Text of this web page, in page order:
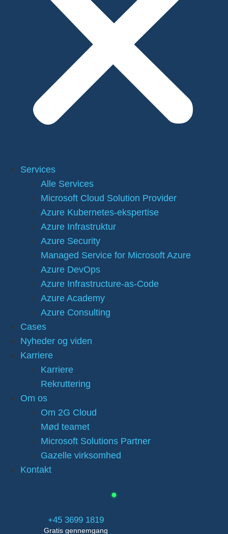
Services
Alle Services
Microsoft Cloud Solution Provider
Azure Kubernetes-ekspertise
Azure Infrastruktur
Azure Security
Managed Service for Microsoft Azure
Azure DevOps
Azure Infrastructure-as-Code
Azure Academy
Azure Consulting
Cases
Nyheder og viden
Karriere
Karriere
Rekruttering
Om os
Om 2G Cloud
Mød teamet
Microsoft Solutions Partner
Gazelle virksomhed
Kontakt
+45 3699 1819
Gratis gennemgang